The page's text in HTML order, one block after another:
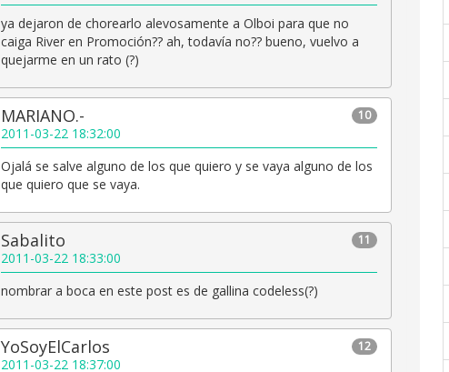
ya dejaron de chorearlo alevosamente a Olboi para que no
caiga River en Promoción?? ah, todavía no?? bueno, vuelvo a
quejarme en un rato (?)
10
MARIANO.-
2011-03-22 18:32:00
Ojalá se salve alguno de los que quiero y se vaya alguno de los
que quiero que se vaya.
11
Sabalito
2011-03-22 18:33:00
nombrar a boca en este post es de gallina codeless(?)
12
YoSoyElCarlos
2011-03-22 18:37:00